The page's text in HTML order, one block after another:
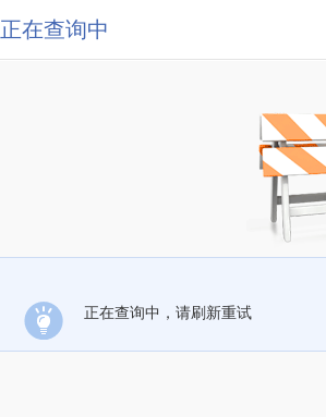
正在查询中
正在查询中，请刷新重试